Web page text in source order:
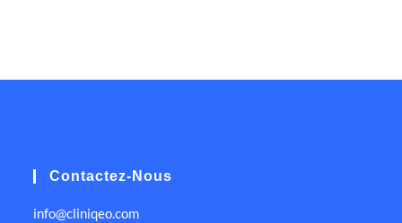
Contactez-Nous
info@cliniqeo.com